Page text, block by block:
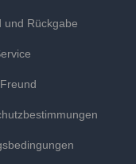
und Rückgabe